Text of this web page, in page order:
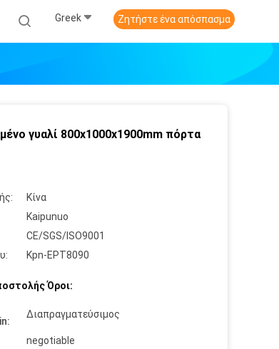
Greek Ζητήστε ένα απόσπασμα
γυαλί 800x1000x1900mm πόρτα
Κίνα
Kaipunuo
CE/SGS/ISO9001
Kpn-EPT8090
Όροι:
Διαπραγματεύσιμος
negotiable